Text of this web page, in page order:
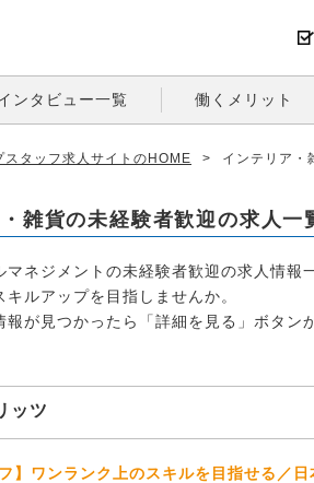
ンタビュー一覧 働くメリット
タッフ求人サイトのHOME > インテリア・
雑貨の未経験者歓迎の求人一
ネジメントの未経験者歓迎の求人情報
ルアップを目指しませんか。
が見つかったら「詳細を見る」ボタン
ッツ
フ】ワンランク上のスキルを目指せる／